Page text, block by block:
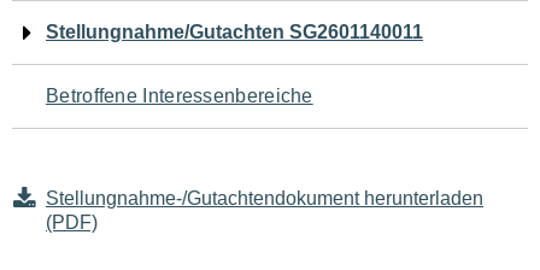
Navigation
für
den
Seiteninhalt
Stellungnahme/Gutachten SG2601140011
Betroffene Interessenbereiche
Stellungnahme-/Gutachtendokument herunterladen
(PDF)